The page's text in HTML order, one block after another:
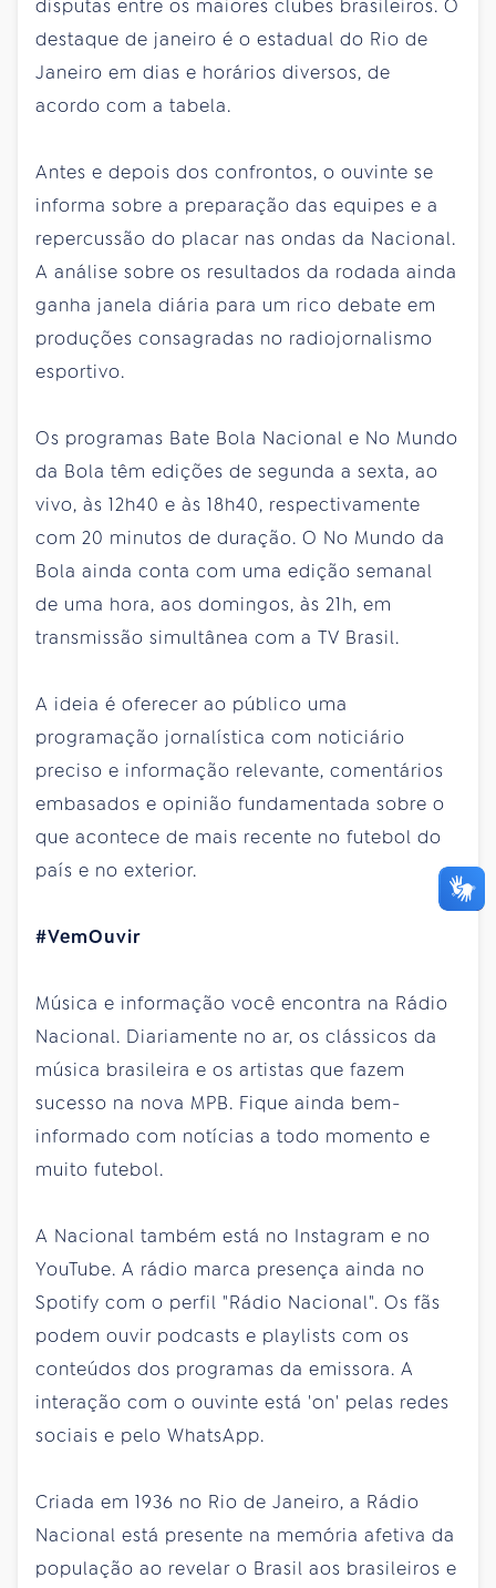
disputas entre os maiores clubes brasileiros. O
destaque de janeiro é o estadual do Rio de
Janeiro em dias e horários diversos, de
acordo com a tabela.
Antes e depois dos confrontos, o ouvinte se
informa sobre a preparação das equipes e a
repercussão do placar nas ondas da Nacional.
A análise sobre os resultados da rodada ainda
ganha janela diária para um rico debate em
produções consagradas no radiojornalismo
esportivo.
Os programas Bate Bola Nacional e No Mundo
da Bola têm edições de segunda a sexta, ao
vivo, às 12h40 e às 18h40, respectivamente
com 20 minutos de duração. O No Mundo da
Bola ainda conta com uma edição semanal
de uma hora, aos domingos, às 21h, em
transmissão simultânea com a TV Brasil.
A ideia é oferecer ao público uma
programação jornalística com noticiário
preciso e informação relevante, comentários
embasados e opinião fundamentada sobre o
que acontece de mais recente no futebol do
país e no exterior.
#VemOuvir
Música e informação você encontra na Rádio
Nacional. Diariamente no ar, os clássicos da
música brasileira e os artistas que fazem
sucesso na nova MPB. Fique ainda bem-
informado com notícias a todo momento e
muito futebol.
A Nacional também está no Instagram e no
YouTube. A rádio marca presença ainda no
Spotify com o perfil "Rádio Nacional". Os fãs
podem ouvir podcasts e playlists com os
conteúdos dos programas da emissora. A
interação com o ouvinte está 'on' pelas redes
sociais e pelo WhatsApp.
Criada em 1936 no Rio de Janeiro, a Rádio
Nacional está presente na memória afetiva da
população ao revelar o Brasil aos brasileiros e